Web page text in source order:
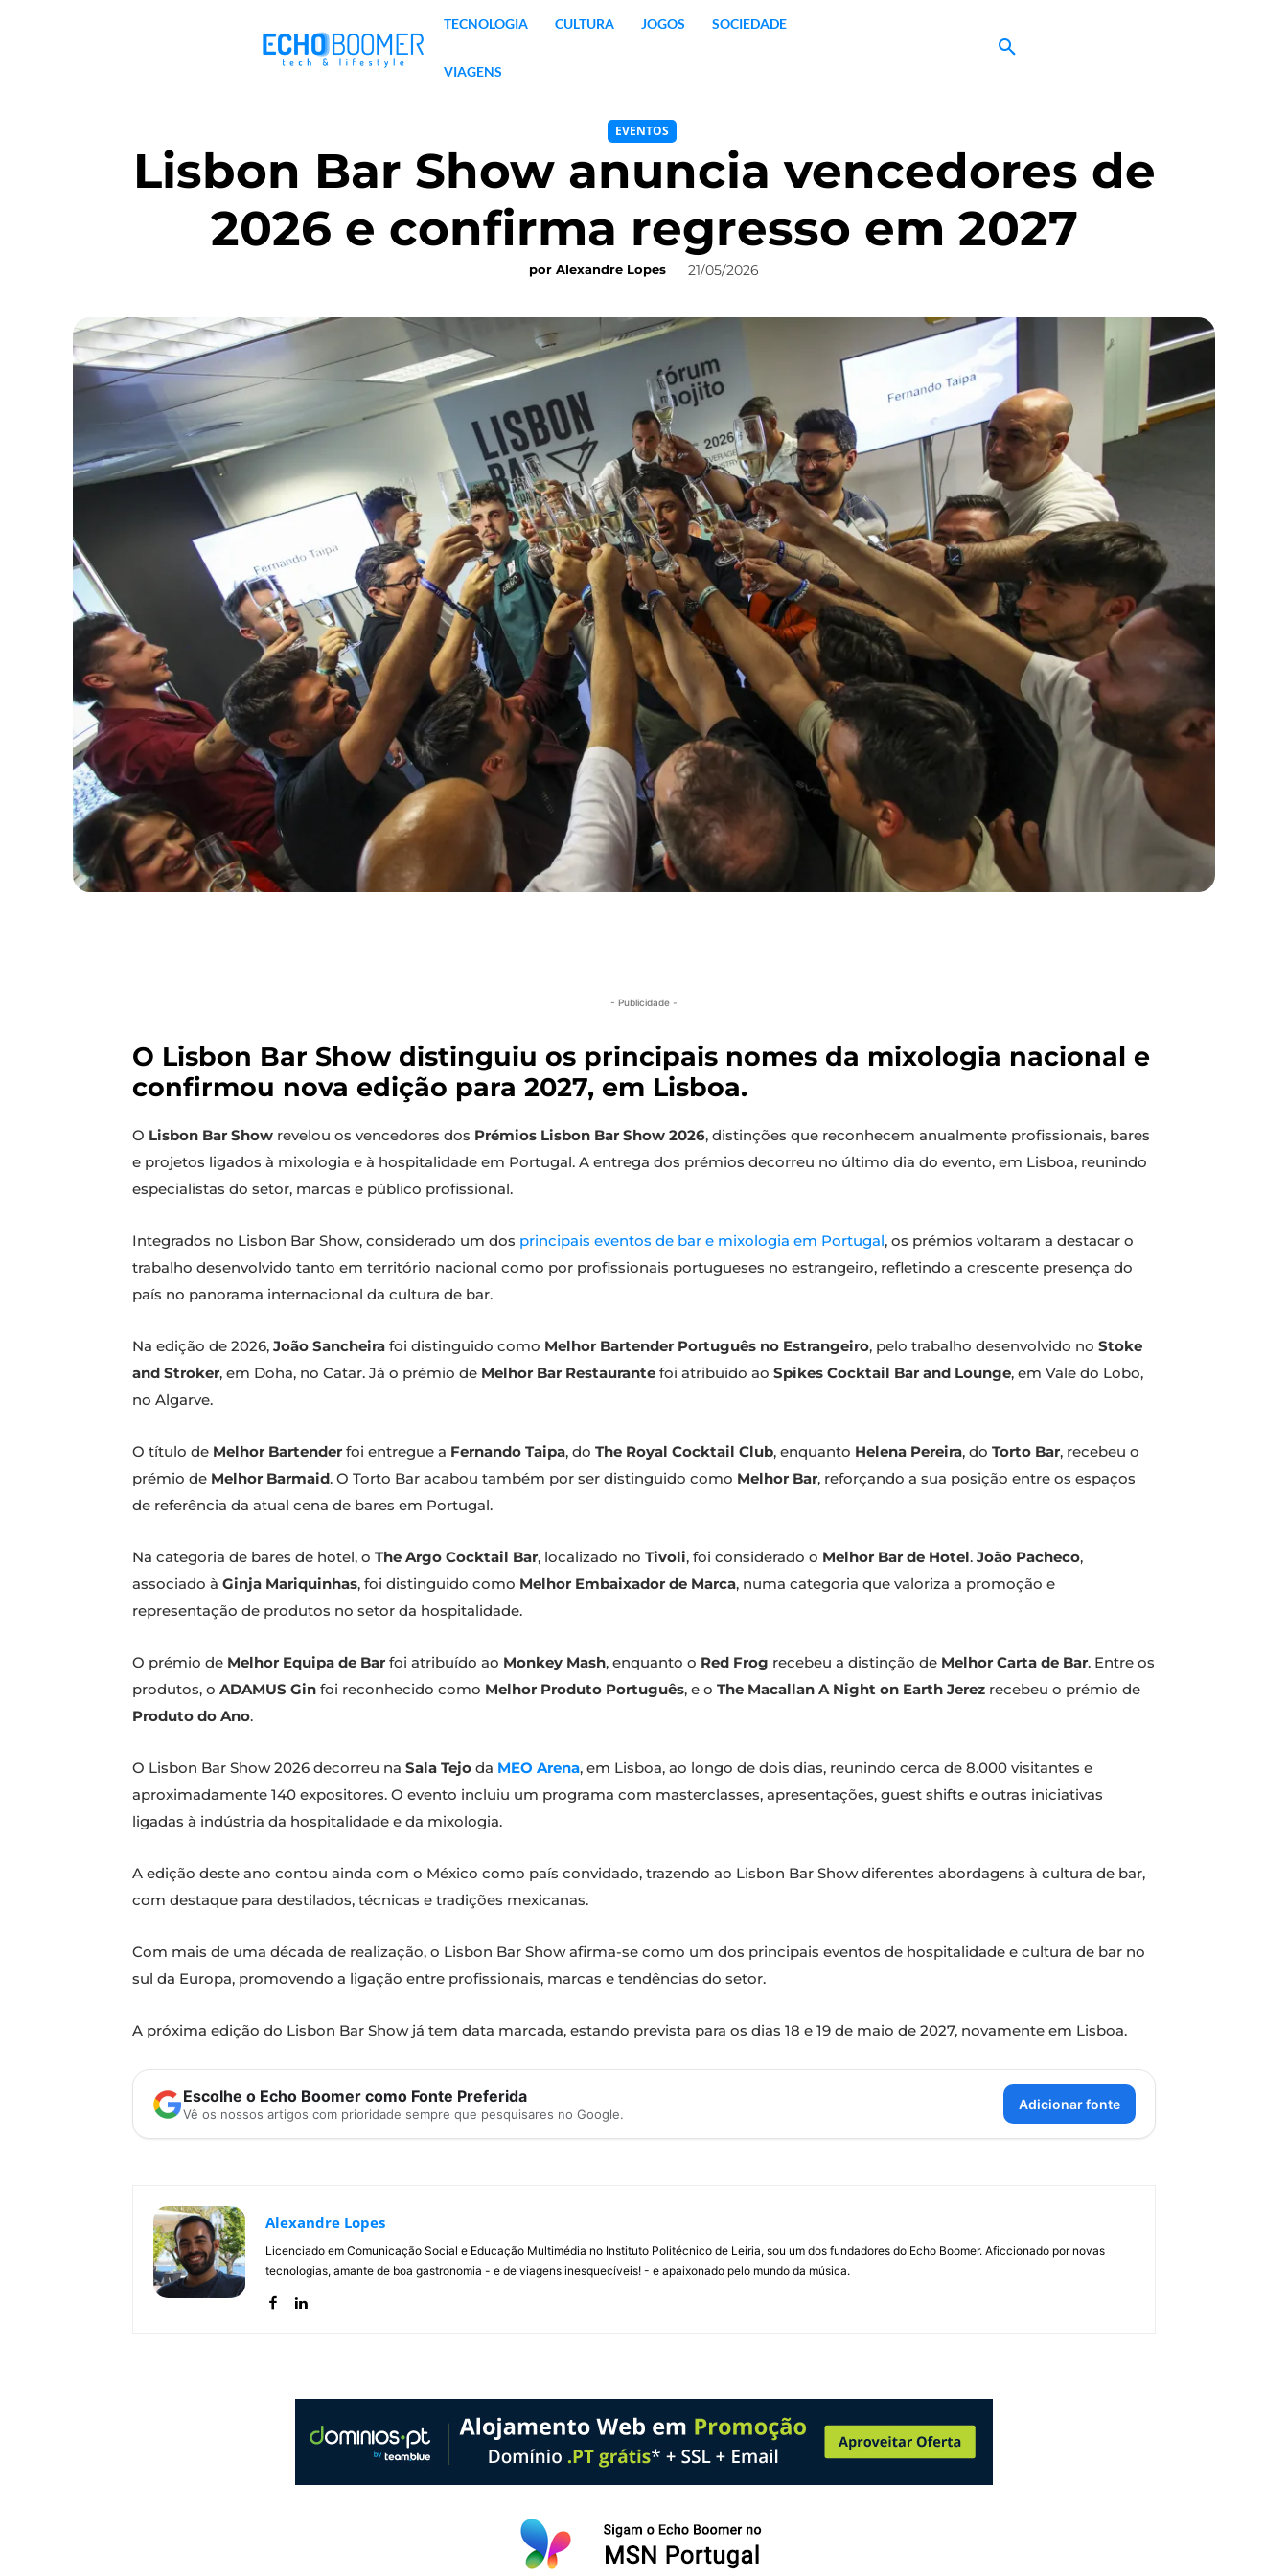
TECNOLOGIA CULTURA JOGOS SOCIEDADE
VIAGENS
EVENTOS
Lisbon Bar Show anuncia vencedores de
2026 e confirma regresso em 2027
por Alexandre Lopes 21/05/2026
- Publicidade -
O Lisbon Bar Show distinguiu os principais nomes da mixologia nacional e
confirmou nova edição para 2027, em Lisboa.
O Lisbon Bar Show revelou os vencedores dos Prémios Lisbon Bar Show 2026, distinções que reconhecem anualmente profissionais, bares
e projetos ligados à mixologia e à hospitalidade em Portugal. A entrega dos prémios decorreu no último dia do evento, em Lisboa, reunindo
especialistas do setor, marcas e público profissional.
Integrados no Lisbon Bar Show, considerado um dos principais eventos de bar e mixologia em Portugal, os prémios voltaram a destacar o
trabalho desenvolvido tanto em território nacional como por profissionais portugueses no estrangeiro, refletindo a crescente presença do
país no panorama internacional da cultura de bar.
Na edição de 2026, João Sancheira foi distinguido como Melhor Bartender Português no Estrangeiro, pelo trabalho desenvolvido no Stoke
and Stroker, em Doha, no Catar. Já o prémio de Melhor Bar Restaurante foi atribuído ao Spikes Cocktail Bar and Lounge, em Vale do Lobo,
no Algarve.
O título de Melhor Bartender foi entregue a Fernando Taipa, do The Royal Cocktail Club, enquanto Helena Pereira, do Torto Bar, recebeu o
prémio de Melhor Barmaid. O Torto Bar acabou também por ser distinguido como Melhor Bar, reforçando a sua posição entre os espaços
de referência da atual cena de bares em Portugal.
Na categoria de bares de hotel, o The Argo Cocktail Bar, localizado no Tivoli, foi considerado o Melhor Bar de Hotel. João Pacheco,
associado à Ginja Mariquinhas, foi distinguido como Melhor Embaixador de Marca, numa categoria que valoriza a promoção e
representação de produtos no setor da hospitalidade.
O prémio de Melhor Equipa de Bar foi atribuído ao Monkey Mash, enquanto o Red Frog recebeu a distinção de Melhor Carta de Bar. Entre os
produtos, o ADAMUS Gin foi reconhecido como Melhor Produto Português, e o The Macallan A Night on Earth Jerez recebeu o prémio de
Produto do Ano.
O Lisbon Bar Show 2026 decorreu na Sala Tejo da MEO Arena, em Lisboa, ao longo de dois dias, reunindo cerca de 8.000 visitantes e
aproximadamente 140 expositores. O evento incluiu um programa com masterclasses, apresentações, guest shifts e outras iniciativas
ligadas à indústria da hospitalidade e da mixologia.
A edição deste ano contou ainda com o México como país convidado, trazendo ao Lisbon Bar Show diferentes abordagens à cultura de bar,
com destaque para destilados, técnicas e tradições mexicanas.
Com mais de uma década de realização, o Lisbon Bar Show afirma-se como um dos principais eventos de hospitalidade e cultura de bar no
sul da Europa, promovendo a ligação entre profissionais, marcas e tendências do setor.
A próxima edição do Lisbon Bar Show já tem data marcada, estando prevista para os dias 18 e 19 de maio de 2027, novamente em Lisboa.
Escolhe o Echo Boomer como Fonte Preferida
Vê os nossos artigos com prioridade sempre que pesquisares no Google.
Adicionar fonte
Alexandre Lopes
Licenciado em Comunicação Social e Educação Multimédia no Instituto Politécnico de Leiria, sou um dos fundadores do Echo Boomer. Aficcionado por novas
tecnologias, amante de boa gastronomia - e de viagens inesquecíveis! - e apaixonado pelo mundo da música.